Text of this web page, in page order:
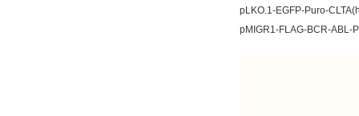
pLKO.1-EGFP-Puro-
pMIGR1-FLAG-BCR-ABL-